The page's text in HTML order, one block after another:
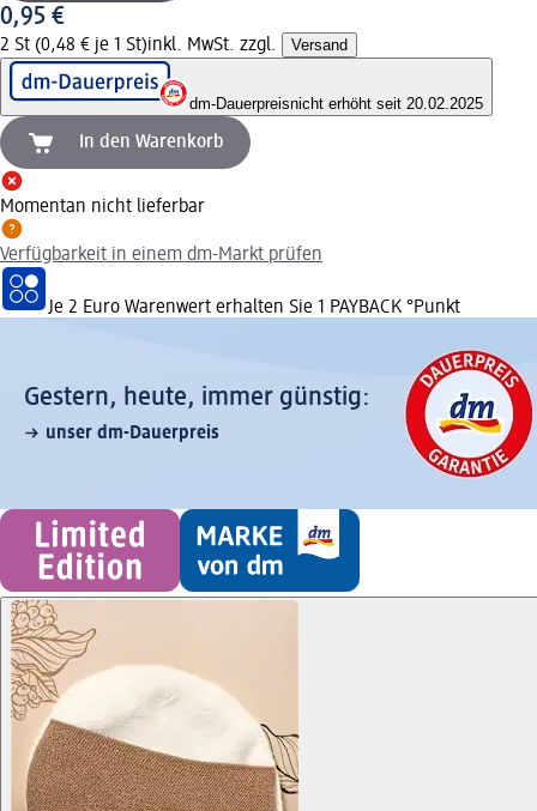
0,95 €
2 St (0,48 € je 1 St)inkl. MwSt. zzgl. Versand
dm-Dauerpreisnicht erhöht seit 20.02.2025
In den Warenkorb
Momentan nicht lieferbar
Verfügbarkeit in einem dm-Markt prüfen
Je 2 Euro Warenwert erhalten Sie 1 PAYBACK °Punkt
Gestern, heute, immer günstig:
unser dm-Dauerpreis